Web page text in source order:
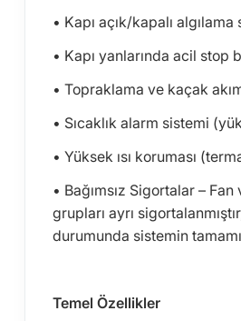
• Kapı açık/kapalı algılama
• Kapı yanlarında acil stop
• Topraklama ve kaçak
• Sıcaklık alarm sistemi
• Yüksek ısı koruması
• Bağımsız Sigortalar –
grupları ayrı
durumunda sistemin
Temel Özellikler